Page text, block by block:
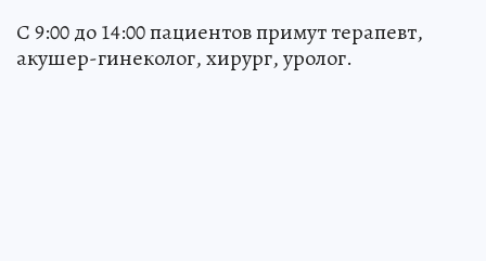
С 9:00 до 14:00 пациентов примут терапевт,
акушер-гинеколог, хирург, уролог.